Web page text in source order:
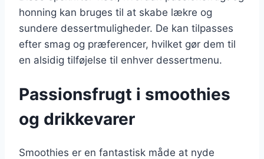
honning kan bruges til at skabe lækre og
sundere dessertmuligheder. De kan tilpasses
efter smag og præferencer, hvilket gør dem til
en alsidig tilføjelse til enhver dessertmenu.
Passionsfrugt i smoothies
og drikkevarer
Smoothies er en fantastisk måde at nyde